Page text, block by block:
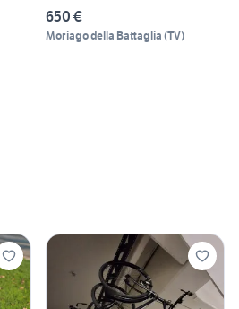
650 €
Moriago della Battaglia (TV)